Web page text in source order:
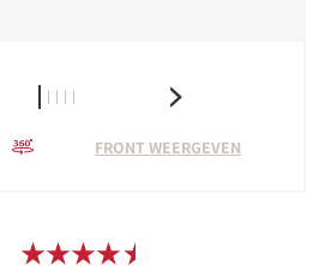
FRONT WEERGEVEN